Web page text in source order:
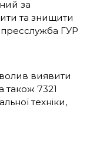
за
та знищити
пресслужба ГУР
виявити
також 7321
техніки,